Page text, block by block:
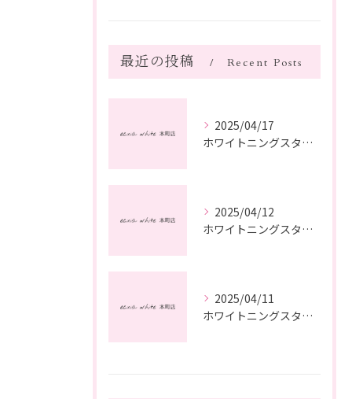
最近の投稿 Recent Posts
2025/04/17
ホワイトニングスタッフ日記
2025/04/12
ホワイトニングスタッフ日記
2025/04/11
ホワイトニングスタッフ日記